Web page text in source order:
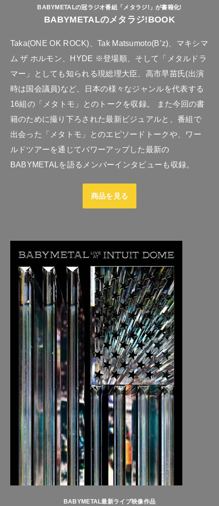
BABYMETALの冠ラジオ番組「メタラジ!」が書籍化!
BABYMETALのメタラジ!BOOK
Taka(ONE OK ROCK)、Tak Matsumoto(B’z)、マキシマ
ム ザ ホルモン、HYDE ※登場順、そして「メタルドラ
マー」としても知られる現総理大臣、高市早苗氏(出演
時は国会議員)など、日本の様々なジャンルを代表する
16組の「メタトモ」とのトークを収録。 また今回の書
籍のために撮り下ろされた最新ビジュアルと、番組で
出会った「メタトモ」とのエピソードトークや、ワー
ルドツアーを通じてパワーアップした最新の
BABYMETALを語るメンバーインタビューも収録。
商品を見る
BABYMETAL最新ライブ映像作品